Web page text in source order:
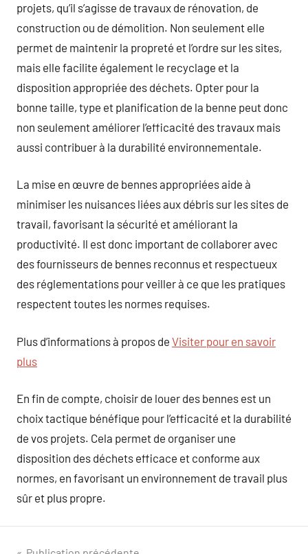
projets, qu’il s’agisse de travaux de rénovation, de
construction ou de démolition. Non seulement elle
permet de maintenir la propreté et l’ordre sur les sites,
mais elle facilite également le recyclage et la
disposition appropriée des déchets. Opter pour la
bonne taille, type et planification de la benne peut donc
non seulement améliorer l’efficacité des travaux mais
aussi contribuer à la durabilité environnementale.
La mise en œuvre de bennes appropriées aide à
minimiser les nuisances liées aux débris sur les sites de
travail, favorisant la sécurité et améliorant la
productivité. Il est donc important de collaborer avec
des fournisseurs de bennes reconnus et respectueux
des réglementations pour veiller à ce que les pratiques
respectent toutes les normes requises.
Plus d’informations à propos de Visiter pour en savoir
plus
En fin de compte, choisir de louer des bennes est un
choix tactique bénéfique pour l’efficacité et la durabilité
de vos projets. Cela permet de organiser une
disposition des déchets efficace et conforme aux
normes, en favorisant un environnement de travail plus
sûr et plus propre.